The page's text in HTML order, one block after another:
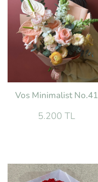
Vos Minimalist No.41
5.200 TL